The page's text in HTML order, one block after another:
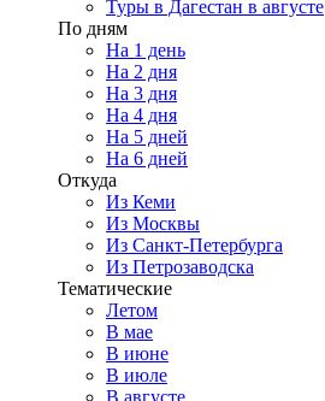
Туры в Дагестан в августе
По дням
На 1 день
На 2 дня
На 3 дня
На 4 дня
На 5 дней
На 6 дней
Откуда
Из Кеми
Из Москвы
Из Санкт-Петербурга
Из Петрозаводска
Тематические
Летом
В мае
В июне
В июле